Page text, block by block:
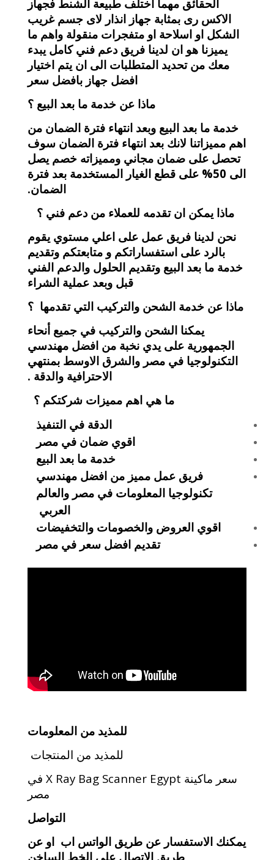
الحقائق مهما اختلف طبيعة الشنط فجهاز
الاكس رى بمثابة جهاز انذار لاى جسم غريب
الشكل او اسلاحة او متفجرات منقولة واهم ما
يميزنا هو ان لدينا فريق دعم فني كامل يبدء
معك من تحديد المتطلبات الى ان يتم اختيار
افضل جهاز بافضل سعر
ماذا عن خدمة ما بعد البيع ؟
خدمة ما بعد البيع وبعد انتهاء فترة الضمان من
اهم مميزاتنا لانك بعد انتهاء فترة الضمان سوف
تحصل على ضمان مجاني ومميزاته خصم يصل
الى 50% على قطع الغيار المستخدمة بعد فترة
الضمان.
ماذا يمكن ان تقدمه للعملاء من دعم فني ؟
نحن لدينا فريق عمل على اعلي مستوي يقوم
بالرد على استفساراتكم و متابعتكم وتقديم
خدمة ما بعد البيع وتقديم الحلول والدعم الفني
قبل وبعد عملية الشراء
ماذا عن خدمة الشحن والتركيب التي تقدمها ؟
يمكنا الشحن والتركيب في جميع أنحاء
الجمهورية على يدي نخبة من افضل مهندسي
التكنولوجيا في مصر والشرق الاوسط بمنتهي
الاحترافية والدقة .
ما هي اهم مميزات شركتكم ؟
الدقة في التنفيذ
اقوي ضمان في مصر
خدمة ما بعد البيع
فريق عمل مميز من افضل مهندسي
تكنولوجيا المعلومات في مصر والعالم
العربي
اقوي العروض والخصومات والتخفيضات
تقديم افضل سعر في مصر
للمذيد من المعلومات
للمذيد من المنتجات
سعر ماكينة X Ray Bag Scanner Egypt في
مصر
التواصل
يمكنك الاستفسار عن طريق الواتس اب او عن
طريق الاتصال على الخط الساخن